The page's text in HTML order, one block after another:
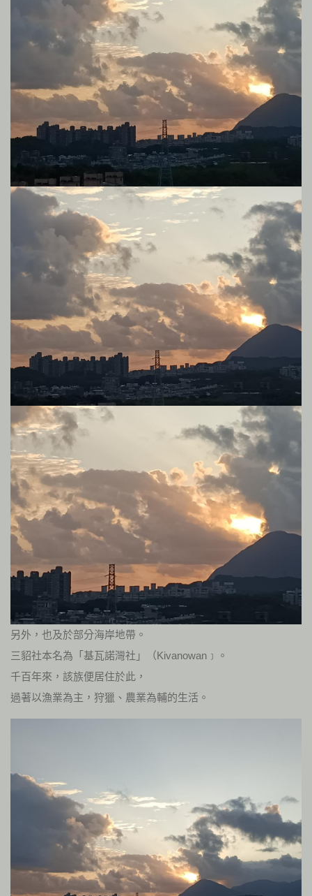
另外，也及於部分海岸地帶。
三貂社本名為「基瓦諾灣社」（Kivanowan﹞。
千百年來，該族便居住於此，
過著以漁業為主，狩獵、農業為輔的生活。